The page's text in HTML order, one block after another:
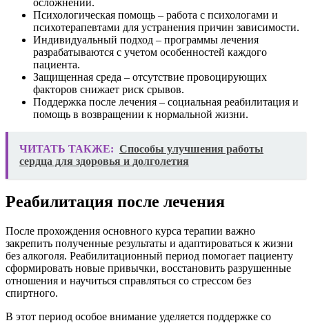
осложнений.
Психологическая помощь – работа с психологами и
психотерапевтами для устранения причин зависимости.
Индивидуальный подход – программы лечения
разрабатываются с учетом особенностей каждого
пациента.
Защищенная среда – отсутствие провоцирующих
факторов снижает риск срывов.
Поддержка после лечения – социальная реабилитация и
помощь в возвращении к нормальной жизни.
ЧИТАТЬ ТАКЖЕ: Способы улучшения работы
сердца для здоровья и долголетия
Реабилитация после лечения
После прохождения основного курса терапии важно
закрепить полученные результаты и адаптироваться к жизни
без алкоголя. Реабилитационный период помогает пациенту
сформировать новые привычки, восстановить разрушенные
отношения и научиться справляться со стрессом без
спиртного.
В этот период особое внимание уделяется поддержке со